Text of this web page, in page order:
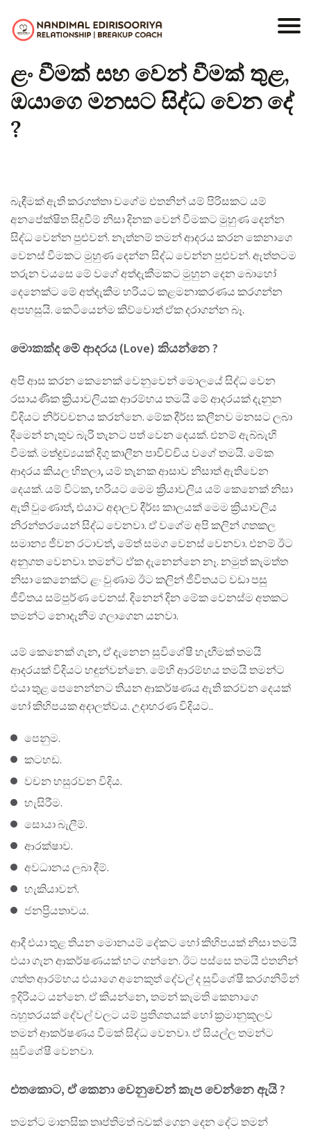
ළං වීමක් සහ වෙන් වීමක් තුළ,
ඔයාගෙ මනසට සිද්ධ වෙන දේ
?
බැඳීමක් ඇති කරගත්තා වගේම එතනින් යම් පිරිසකට යම්
අනපේක්ෂිත සිදුවීම් නිසා දිනක වෙන් වීමකට මුහුණ දෙන්න
සිද්ධ වෙන්න පුළුවන්. නැත්නම් තමන් ආදරය කරන කෙනාගෙ
වෙනස් වීමකට මුහුණ දෙන්න සිද්ධ වෙන්න පුළුවන්. ඇත්තටම
තරුන වයසෙ මේ වගේ අත්දැකීමකට මුහුන දෙන බොහෝ
දෙනෙක්ට මේ අත්දැකීම හරියට කළමනාකරණය කරගන්න
අපහසුයි. කෙටියෙන්ම කිව්වොත් ඒක දරාගන්න බෑ.
මොකක්ද මේ ආදරය (Love) කියන්නෙ ?
අපි ආස කරන කෙනෙක් වෙනුවෙන් මොලයේ සිද්ධ වෙන
රසායණික ක්‍රියාවලියක ආරම්භය තමයි මේ ආදරයක් දැනුන
විදියට නිර්වචනය කරන්නෙ. මේක දීර්ඝ කලීනව මනසට ලබා
දීමෙන් නැතුව බැරි තැනට පත් වෙන දෙයක්. එනම් ඇබ්බැහි
වීමක්. මත්ද්‍රව්‍යයක් දිගු කාලීන පාවිච්චිය වගේ තමයි. මේක
ආදරය කියල හිතලා, යම් තැනක ආසාව නිසාත් ඇතිවෙන
දෙයක්. යම් විටක, හරියට මෙම ක්‍රියාවලිය යම් කෙනෙක් නිසා
ඇති වුණොත්, එයාට අදාලව දීර්ඝ කාලයක් මෙම ක්‍රියාවලිය
නිරන්තරයෙන් සිද්ධ වෙනවා. ඒ වගේම අපි කලින් ගතකල
සමාන්‍ය ජීවන රටාවත්, මේත් සමග වෙනස් වෙනවා. එනම් ඊට
අනුගත වෙනවා. තමන්ට ඒක දැනෙන්නෙ නෑ. නමුත් කැමත්ත
නිසා කෙනෙක්ට ළං වුණාම ඊට කලින් ජීවිතයට වඩා පසු
ජීවිතය සම්පුර්ණ වෙනස්. දිනෙන් දින මේක වෙනස්ම අතකට
තමන්ට නොදැනීම ගලාගෙන යනවා.
යම් කෙනෙක් ගැන, ඒ දැනෙන සුවිශේෂී හැඟීමක් තමයි
ආදරයක් විදියට හඳුන්වන්නෙ. මේහි ආරම්භය තමයි තමන්ට
එයා තුළ පෙනෙන්නට තියන ආකර්ෂණය ඇති කරවන දෙයක්
හෝ කිහිපයක අදාලත්වය. උදාහරණ විදියට..
පෙනුම.
කටහඩ.
වචන හසුරවන විදිය.
හැසිරීම.
සොයා බැලීම්.
ආරක්ෂාව.
අවධානය ලබා දීම්.
හැකියාවන්.
ජනප්‍රියතාවය.
ආදී එයා තුළ තියන මොනයම් දේකට හෝ කිහිපයක් නිසා තමයි
එයා ගැන ආකර්ෂණයක් හට ගන්නෙ. ඊට පස්සෙ තමයි එතනින්
ගත්ත ආරම්භය එයාගෙ අනෙකුත් දේවල් ද සුවිශේෂී කරගනිමින්
ඉදිරියට යන්නෙ. ඒ කියන්නෙ, තමන් කැමති කෙනාගෙ
බහුතරයක් දේවල් වලට යම් ප්‍රතිශතයක් හෝ ක්‍රමානුකූලව
තමන් ආකර්ෂණය වීමක් සිද්ධ වෙනවා. ඒ සියල්ල තමන්ට
සුවිශේෂී වෙනවා.
එතකොට, ඒ කෙනා වෙනුවෙන් කැප වෙන්නෙ ඇයි ?
තමන්ට මානසික තෘප්තිමත් බවක් ගෙන දෙන දේට තමන්